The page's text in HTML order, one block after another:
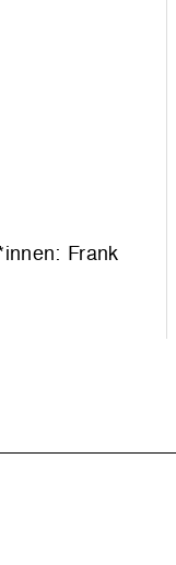
Frank